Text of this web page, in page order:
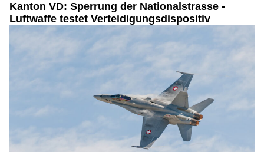
Kanton VD: Sperrung der Nationalstrasse -
Luftwaffe testet Verteidigungsdispositiv